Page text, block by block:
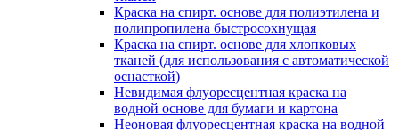
Краска на спирт. основе для полиэтилена и
полипропилена быстросохнущая
Краска на спирт. основе для хлопковых
тканей (для использования с автоматической
оснасткой)
Невидимая флуоресцентная краска на
водной основе для бумаги и картона
Неоновая флуоресцентная краска на водной